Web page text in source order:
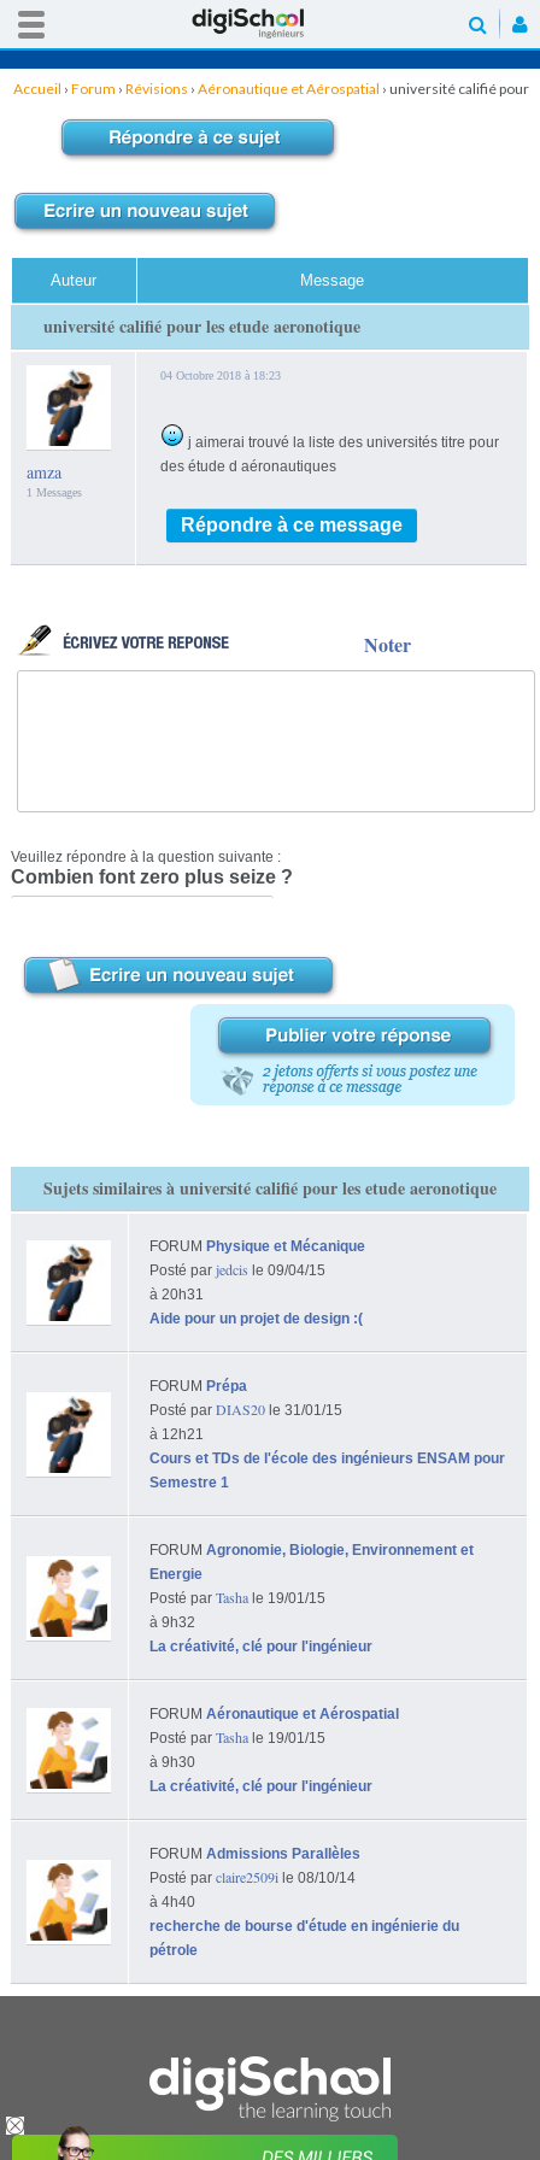
Accueil › Forum › Révisions › Aéronautique et Aérospatial › université califié pour
Auteur Message
université califié pour les etude aeronotique
amza
1 Messages
04 Octobre 2018 à 18:23
j aimerai trouvé la liste des universités titre pour
des étude d aéronautiques
Répondre à ce message
Noter
Veuillez répondre à la question suivante :
Combien font zero plus seize ?
Sujets similaires à université califié pour les etude aeronotique
FORUM Physique et Mécanique
Posté par jedcis le 09/04/15
à 20h31
Aide pour un projet de design :(
FORUM Prépa
Posté par DIAS20le 31/01/15
à 12h21
Cours et TDs de l'école des ingénieurs ENSAM pour
Semestre 1
FORUM Agronomie, Biologie, Environnement et
Energie
Posté par Tashale 19/01/15
à 9h32
La créativité, clé pour l'ingénieur
FORUM Aéronautique et Aérospatial
Posté par Tashale 19/01/15
à 9h30
La créativité, clé pour l'ingénieur
FORUM Admissions Parallèles
Posté par claire2509ile 08/10/14
à 4h40
recherche de bourse d'étude en ingénierie du
pétrole